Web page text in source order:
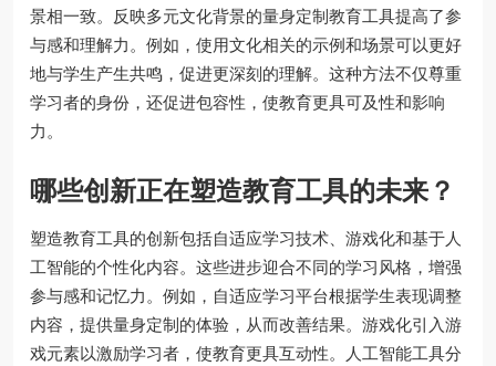
景相一致。反映多元文化背景的量身定制教育工具提高了参
与感和理解力。例如，使用文化相关的示例和场景可以更好
地与学生产生共鸣，促进更深刻的理解。这种方法不仅尊重
学习者的身份，还促进包容性，使教育更具可及性和影响
力。
哪些创新正在塑造教育工具的未来？
塑造教育工具的创新包括自适应学习技术、游戏化和基于人
工智能的个性化内容。这些进步迎合不同的学习风格，增强
参与感和记忆力。例如，自适应学习平台根据学生表现调整
内容，提供量身定制的体验，从而改善结果。游戏化引入游
戏元素以激励学习者，使教育更具互动性。人工智能工具分